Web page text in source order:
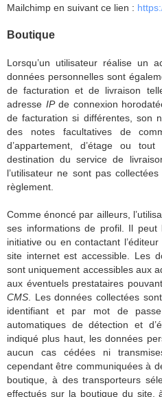
Mailchimp en suivant ce lien :
Boutique
Lorsqu’un utilisateur réalise un
données personnelles sont
de facturation et de livraison
adresse IPde connexion
de facturation si différentes, son
des notes facultatives de
d’appartement, d’étage ou
destination du service de
l’utilisateur ne sont pas
règlement.
Comme énoncé par ailleurs,
ses informations de profil. Il
initiative ou en contactant
site internet est accessible. Les
sont uniquement accessibles aux
aux éventuels prestataires
CMS . Les données collectées
identifiant et par mot de
automatiques de détection et
indiqué plus haut, les données
aucun cas cédées ni
cependant être communiquées à
boutique, à des transporteurs
effectués sur la boutique du site,